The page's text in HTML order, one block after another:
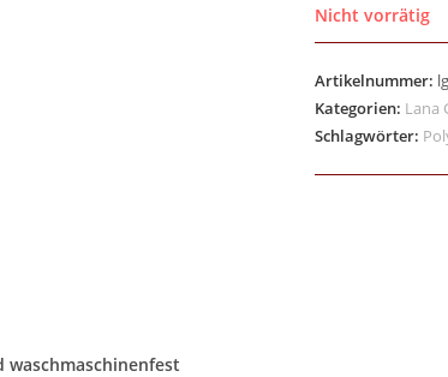
Nicht vorrätig
Artikelnummer:
Kategorien: Lana
Schlagwörter:
waschmaschinenfest